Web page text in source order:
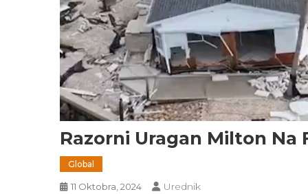
Razorni Uragan Milton Na
Global
11 Oktobra, 2024 Urednik